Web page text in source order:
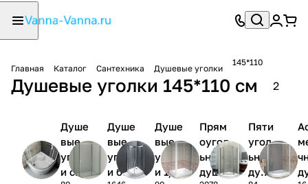
Главная Каталог Сантехника Душевые уголки
145*110
Душевые уголки 145*110 см 2
Душе
вые
уголк
и с
Душе
вые
уголк
и без
Душе
вые
уголк
и 1/4
Прям
оугол
ьные
душев
Пяти
угол
ьные
душе